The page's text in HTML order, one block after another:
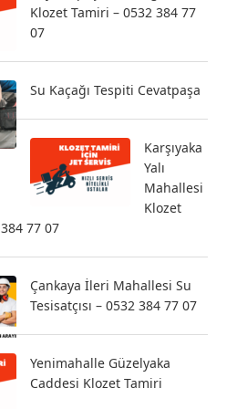
Klozet Tamiri – 0532 384 77
07
Su Kaçağı Tespiti Cevatpaşa
Karşıyaka
Yalı
Mahallesi
Klozet
77 07
Çankaya İleri Mahallesi Su
Tesisatçısı – 0532 384 77 07
Yenimahalle Güzelyaka
Caddesi Klozet Tamiri